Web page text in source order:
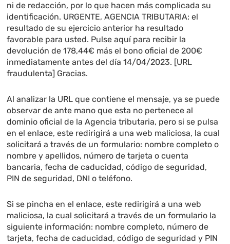
ni de redacción, por lo que hacen más complicada su
identificación. URGENTE, AGENCIA TRIBUTARIA: el
resultado de su ejercicio anterior ha resultado
favorable para usted. Pulse aquí para recibir la
devolución de 178,44€ más el bono oficial de 200€
inmediatamente antes del día 14/04/2023. [URL
fraudulenta] Gracias.
Al analizar la URL que contiene el mensaje, ya se puede
observar de ante mano que esta no pertenece al
dominio oficial de la Agencia tributaria, pero si se pulsa
en el enlace, este redirigirá a una web maliciosa, la cual
solicitará a través de un formulario: nombre completo o
nombre y apellidos, número de tarjeta o cuenta
bancaria, fecha de caducidad, código de seguridad,
PIN de seguridad, DNI o teléfono.
Si se pincha en el enlace, este redirigirá a una web
maliciosa, la cual solicitará a través de un formulario la
siguiente información: nombre completo, número de
tarjeta, fecha de caducidad, código de seguridad y PIN